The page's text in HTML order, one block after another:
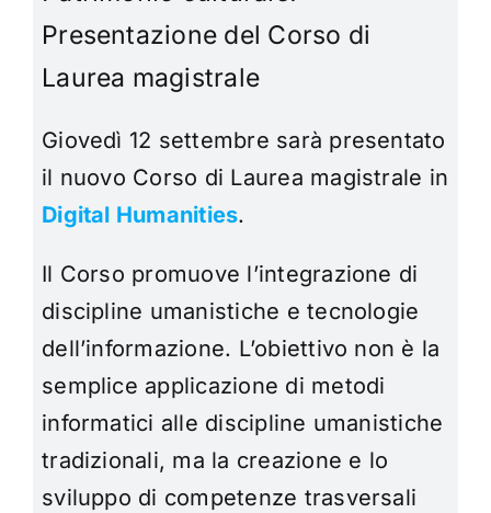
Presentazione del Corso di
Laurea magistrale
Giovedì 12 settembre sarà presentato
il nuovo Corso di Laurea magistrale in
Digital Humanities.
Il Corso promuove l’integrazione di
discipline umanistiche e tecnologie
dell’informazione. L’obiettivo non è la
semplice applicazione di metodi
informatici alle discipline umanistiche
tradizionali, ma la creazione e lo
sviluppo di competenze trasversali